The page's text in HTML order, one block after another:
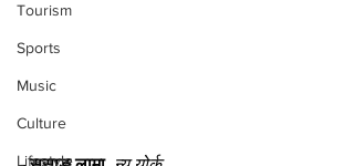
Tourism
Sports
Music
Culture
Lifestyle